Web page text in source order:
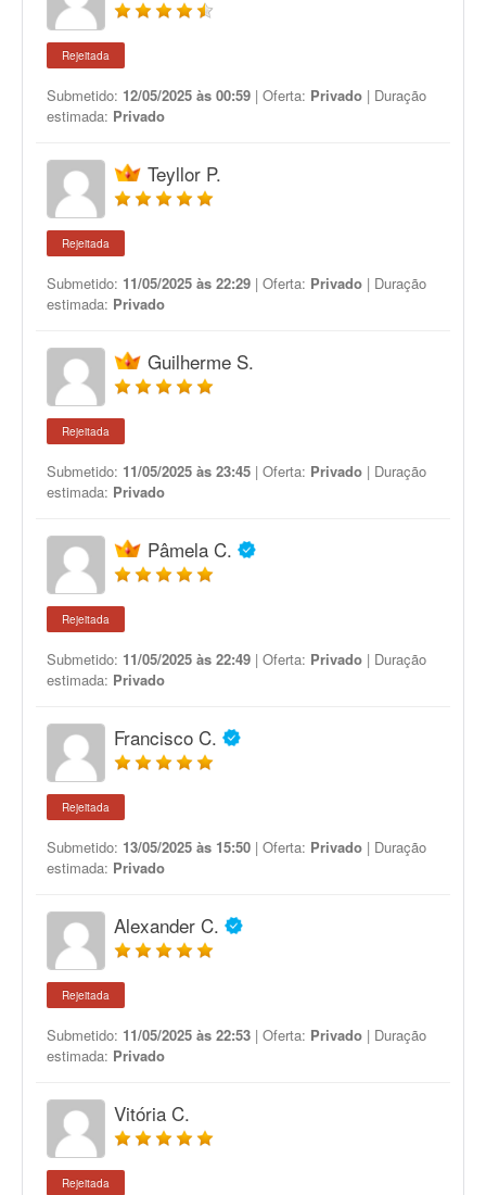
Rejeitada
Submetido: 12/05/2025 às 00:59 | Oferta: Privado | Duração
estimada: Privado
Teyllor P.
Rejeitada
Submetido: 11/05/2025 às 22:29 | Oferta: Privado | Duração
estimada: Privado
Guilherme S.
Rejeitada
Submetido: 11/05/2025 às 23:45 | Oferta: Privado | Duração
estimada: Privado
Pâmela C.
Rejeitada
Submetido: 11/05/2025 às 22:49 | Oferta: Privado | Duração
estimada: Privado
Francisco C.
Rejeitada
Submetido: 13/05/2025 às 15:50 | Oferta: Privado | Duração
estimada: Privado
Alexander C.
Rejeitada
Submetido: 11/05/2025 às 22:53 | Oferta: Privado | Duração
estimada: Privado
Vitória C.
Rejeitada